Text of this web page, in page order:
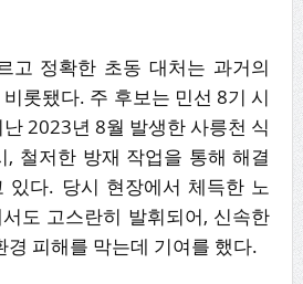
고 정확한 초동 대처는 과거의
롯됐다. 주 후보는 민선 8기 시
2023년 8월 발생한 사릉천 식
, 철저한 방재 작업을 통해 해결
있다. 당시 현장에서 체득한 노
도 고스란히 발휘되어, 신속한
경 피해를 막는데 기여를 했다.